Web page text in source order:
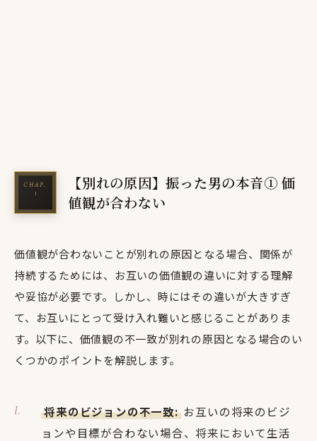
【別れの原因】振った男の本音① 価
値観が合わない
価値観が合わないことが別れの原因となる場合、関係が
持続するためには、お互いの価値観の違いに対する理解
や妥協が必要です。しかし、時にはその違いが大きすぎ
て、お互いにとって受け入れ難いと感じることがありま
す。以下に、価値観の不一致が別れの原因となる場合のい
くつかのポイントを解説します。
将来のビジョンの不一致:お互いの将来のビジ
ョンや目標が合わない場合、将来において生活